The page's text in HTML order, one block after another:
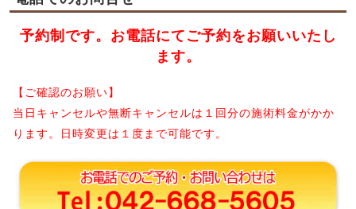
予約制です。お電話にてご予約をお願いいたし
ます。
【ご確認のお願い】
当日キャンセルや無断キャンセルは１回分の施術料金がかか
ります。日時変更は１度まで可能です。